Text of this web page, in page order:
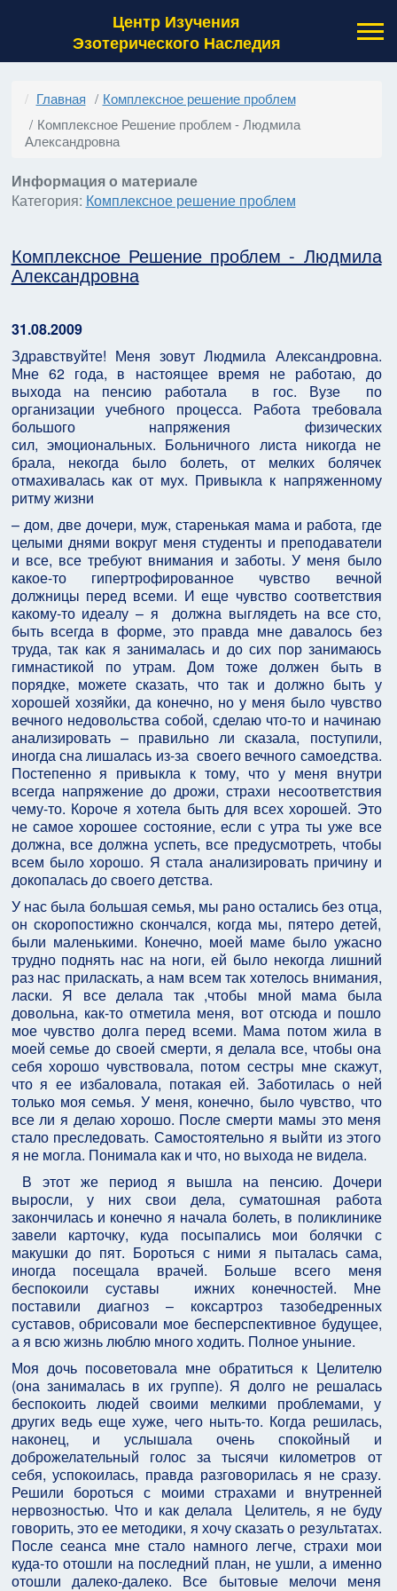
Центр Изучения
Эзотерического Наследия
Главная
Комплексное решение проблем
Комплексное Решение проблем - Людмила
Александровна
Информация о материале
Категория: Комплексное решение проблем
Комплексное Решение проблем - Людмила
Александровна
31.08.2009
Здравствуйте! Меня зовут Людмила Александровна.
Мне 62 года, в настоящее время не работаю, до
выхода на пенсию работала в гос. Вузе по
организации учебного процесса. Работа требовала
большого напряжения физических
сил, эмоциональных. Больничного листа никогда не
брала, некогда было болеть, от мелких болячек
отмахивалась как от мух. Привыкла к напряженному
ритму жизни
– дом, две дочери, муж, старенькая мама и работа, где
целыми днями вокруг меня студенты и преподаватели
и все, все требуют внимания и заботы. У меня было
какое-то гипертрофированное чувство вечной
должницы перед всеми. И еще чувство соответствия
какому-то идеалу – я должна выглядеть на все сто,
быть всегда в форме, это правда мне давалось без
труда, так как я занималась и до сих пор занимаюсь
гимнастикой по утрам. Дом тоже должен быть в
порядке, можете сказать, что так и должно быть у
хорошей хозяйки, да конечно, но у меня было чувство
вечного недовольства собой, сделаю что-то и начинаю
анализировать – правильно ли сказала, поступили,
иногда сна лишалась из-за своего вечного самоедства.
Постепенно я привыкла к тому, что у меня внутри
всегда напряжение до дрожи, страхи несоответствия
чему-то. Короче я хотела быть для всех хорошей. Это
не самое хорошее состояние, если с утра ты уже все
должна, все должна успеть, все предусмотреть, чтобы
всем было хорошо. Я стала анализировать причину и
докопалась до своего детства.
У нас была большая семья, мы рано остались без отца,
он скоропостижно скончался, когда мы, пятеро детей,
были маленькими. Конечно, моей маме было ужасно
трудно поднять нас на ноги, ей было некогда лишний
раз нас приласкать, а нам всем так хотелось внимания,
ласки. Я все делала так ,чтобы мной мама была
довольна, как-то отметила меня, вот отсюда и пошло
мое чувство долга перед всеми. Мама потом жила в
моей семье до своей смерти, я делала все, чтобы она
себя хорошо чувствовала, потом сестры мне скажут,
что я ее избаловала, потакая ей. Заботилась о ней
только моя семья. У меня, конечно, было чувство, что
все ли я делаю хорошо. После смерти мамы это меня
стало преследовать. Самостоятельно я выйти из этого
я не могла. Понимала как и что, но выхода не видела.
В этот же период я вышла на пенсию. Дочери
выросли, у них свои дела, суматошная работа
закончилась и конечно я начала болеть, в поликлинике
завели карточку, куда посыпались мои болячки с
макушки до пят. Бороться с ними я пыталась сама,
иногда посещала врачей. Больше всего меня
беспокоили суставы ижних конечностей. Мне
поставили диагноз – коксартроз тазобедренных
суставов, обрисовали мое бесперспективное будущее,
а я всю жизнь люблю много ходить. Полное уныние.
Моя дочь посоветовала мне обратиться к Целителю
(она занималась в их группе). Я долго не решалась
беспокоить людей своими мелкими проблемами, у
других ведь еще хуже, чего ныть-то. Когда решилась,
наконец, и услышала очень спокойный и
доброжелательный голос за тысячи километров от
себя, успокоилась, правда разговорилась я не сразу.
Решили бороться с моими страхами и внутренней
нервозностью. Что и как делала Целитель, я не буду
говорить, это ее методики, я хочу сказать о результатах.
После сеанса мне стало намного легче, страхи мои
куда-то отошли на последний план, не ушли, а именно
отошли далеко-далеко. Все бытовые мелочи меня